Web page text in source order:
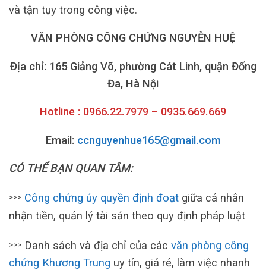
và tận tụy trong công việc.
VĂN PHÒNG CÔNG CHỨNG NGUYỄN HUỆ
Địa chỉ: 165 Giảng Võ, phường Cát Linh, quận Đống
Đa, Hà Nội
Hotline : 0966.22.7979 – 0935.669.669
Email: ccnguyenhue165@gmail.com
CÓ THỂ BẠN QUAN TÂM:
>>> Công chứng ủy quyền định đoạt giữa cá nhân
nhận tiền, quản lý tài sản theo quy định pháp luật
>>> Danh sách và địa chỉ của các văn phòng công
chứng Khương Trung uy tín, giá rẻ, làm việc nhanh